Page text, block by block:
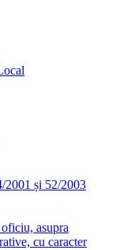
2001 și 52/2003
asupra
cu caracter